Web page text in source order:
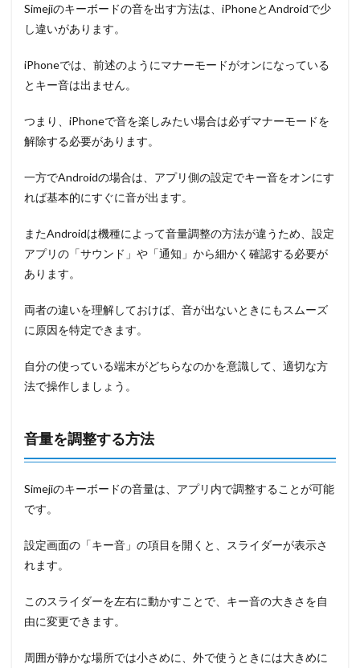
Simejiのキーボードの音を出す方法は、iPhoneとAndroidで少
し違いがあります。
iPhoneでは、前述のようにマナーモードがオンになっている
とキー音は出ません。
つまり、iPhoneで音を楽しみたい場合は必ずマナーモードを
解除する必要があります。
一方でAndroidの場合は、アプリ側の設定でキー音をオンにす
れば基本的にすぐに音が出ます。
またAndroidは機種によって音量調整の方法が違うため、設定
アプリの「サウンド」や「通知」から細かく確認する必要が
あります。
両者の違いを理解しておけば、音が出ないときにもスムーズ
に原因を特定できます。
自分の使っている端末がどちらなのかを意識して、適切な方
法で操作しましょう。
音量を調整する方法
Simejiのキーボードの音量は、アプリ内で調整することが可能
です。
設定画面の「キー音」の項目を開くと、スライダーが表示さ
れます。
このスライダーを左右に動かすことで、キー音の大きさを自
由に変更できます。
周囲が静かな場所では小さめに、外で使うときには大きめに